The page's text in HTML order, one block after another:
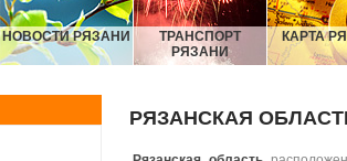
НОВОСТИ РЯЗАНИ
ТРАНСПОРТ
РЯЗАНИ
КАРТА
РЯЗАНСКАЯ